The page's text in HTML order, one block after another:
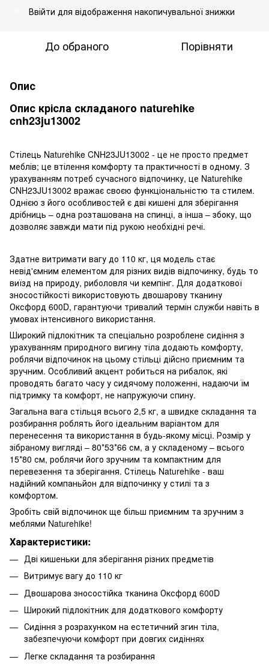
Ввійти для відображення накопичувальної знижки
До обраного Порівняти
Опис
Опис крісла складаного naturehike
cnh23ju13002
Стілець Naturehike CNH23JU13002 - це не просто предмет
меблів; це втілення комфорту та практичності в одному. З
урахуванням потреб сучасного відпочинку, це Naturehike
CNH23JU13002 вражає своєю функціональністю та стилем.
Однією з його особливостей є дві кишені для зберігання
дрібниць – одна розташована на спинці, а інша – збоку, що
дозволяє завжди мати під рукою необхідні речі.
Здатне витримати вагу до 110 кг, ця модель стає
невід'ємним елементом для різних видів відпочинку, будь то
виїзд на природу, риболовля чи кемпінг. Для додаткової
зносостійкості використовують двошарову тканину
Оксфорд 600D, гарантуючи тривалий термін служби навіть в
умовах інтенсивного використання.
Широкий підлокітник та спеціально розроблене сидіння з
урахуванням природного вигину тіла додають комфорту,
роблячи відпочинок на цьому стільці дійсно приємним та
зручним. Особливий акцент робиться на рибалок, які
проводять багато часу у сидячому положенні, надаючи їм
підтримку та комфорт, не напружуючи спину.
Загальна вага стільця всього 2,5 кг, а швидке складання та
розбирання роблять його ідеальним варіантом для
перенесення та використання в будь-якому місці. Розмір у
зібраному вигляді – 80*53*66 см, а у складеному – всього
15*80 см, роблячи його зручним та компактним для
перевезення та зберігання. Стілець Naturehike - ваш
надійний компаньйон для відпочинку у стилі та з
комфортом.
Зробіть свій відпочинок ще більш приємним та зручним з
меблями Naturehike!
Характеристики:
Дві кишеньки для зберігання різних предметів
Витримує вагу до 110 кг
Двошарова зносостійка тканина Оксфорд 600D
Широкий підлокітник для додаткового комфорту
Сидіння з розрахунком на естетичний згин тіла,
забезпечуючи комфорт при довгих сидіннях
Легке складання та розбирання